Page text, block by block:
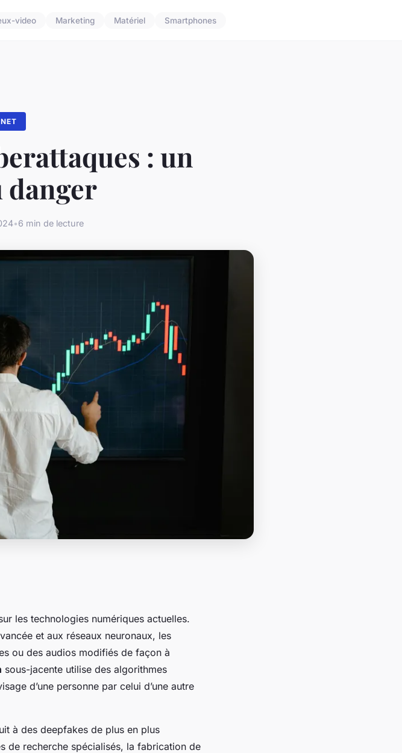
video Marketing Matériel Smartphones
: un
danger
•6 min de lecture
les technologies numériques actuelles.
et aux réseaux neuronaux, les
ou des audios modifiés de façon à
sous-jacente utilise des algorithmes
d’une personne par celui d’une autre
à des deepfakes de plus en plus
de recherche spécialisés, la fabrication de